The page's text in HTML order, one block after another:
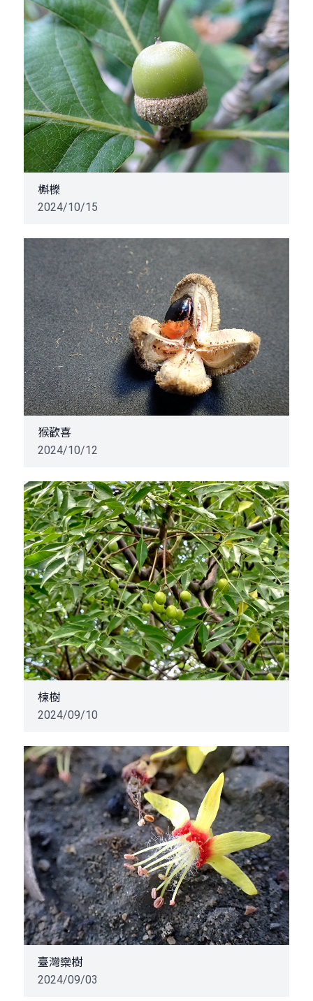
槲櫟
2024/10/15
猴歡喜
2024/10/12
楝樹
2024/09/10
臺灣欒樹
2024/09/03